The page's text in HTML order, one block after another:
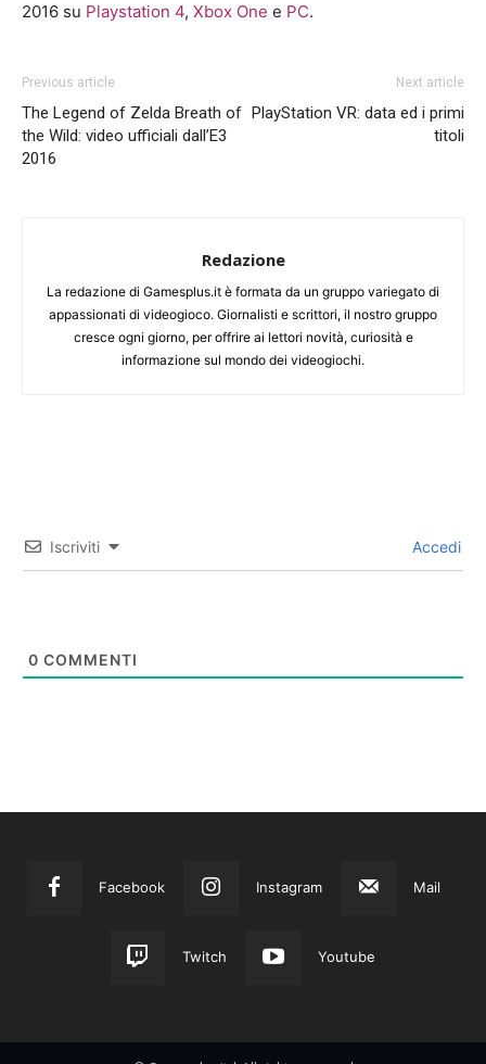
2016 su Playstation 4, Xbox One e PC.
Previous article
The Legend of Zelda Breath of
the Wild: video ufficiali dall’E3
2016
Next article
PlayStation VR: data ed i primi
titoli
Redazione
La redazione di Gamesplus.it è formata da un gruppo variegato di
appassionati di videogioco. Giornalisti e scrittori, il nostro gruppo
cresce ogni giorno, per offrire ai lettori novità, curiosità e
informazione sul mondo dei videogiochi.
Iscriviti Accedi
0 COMMENTI
Facebook Instagram Mail
Twitch Youtube